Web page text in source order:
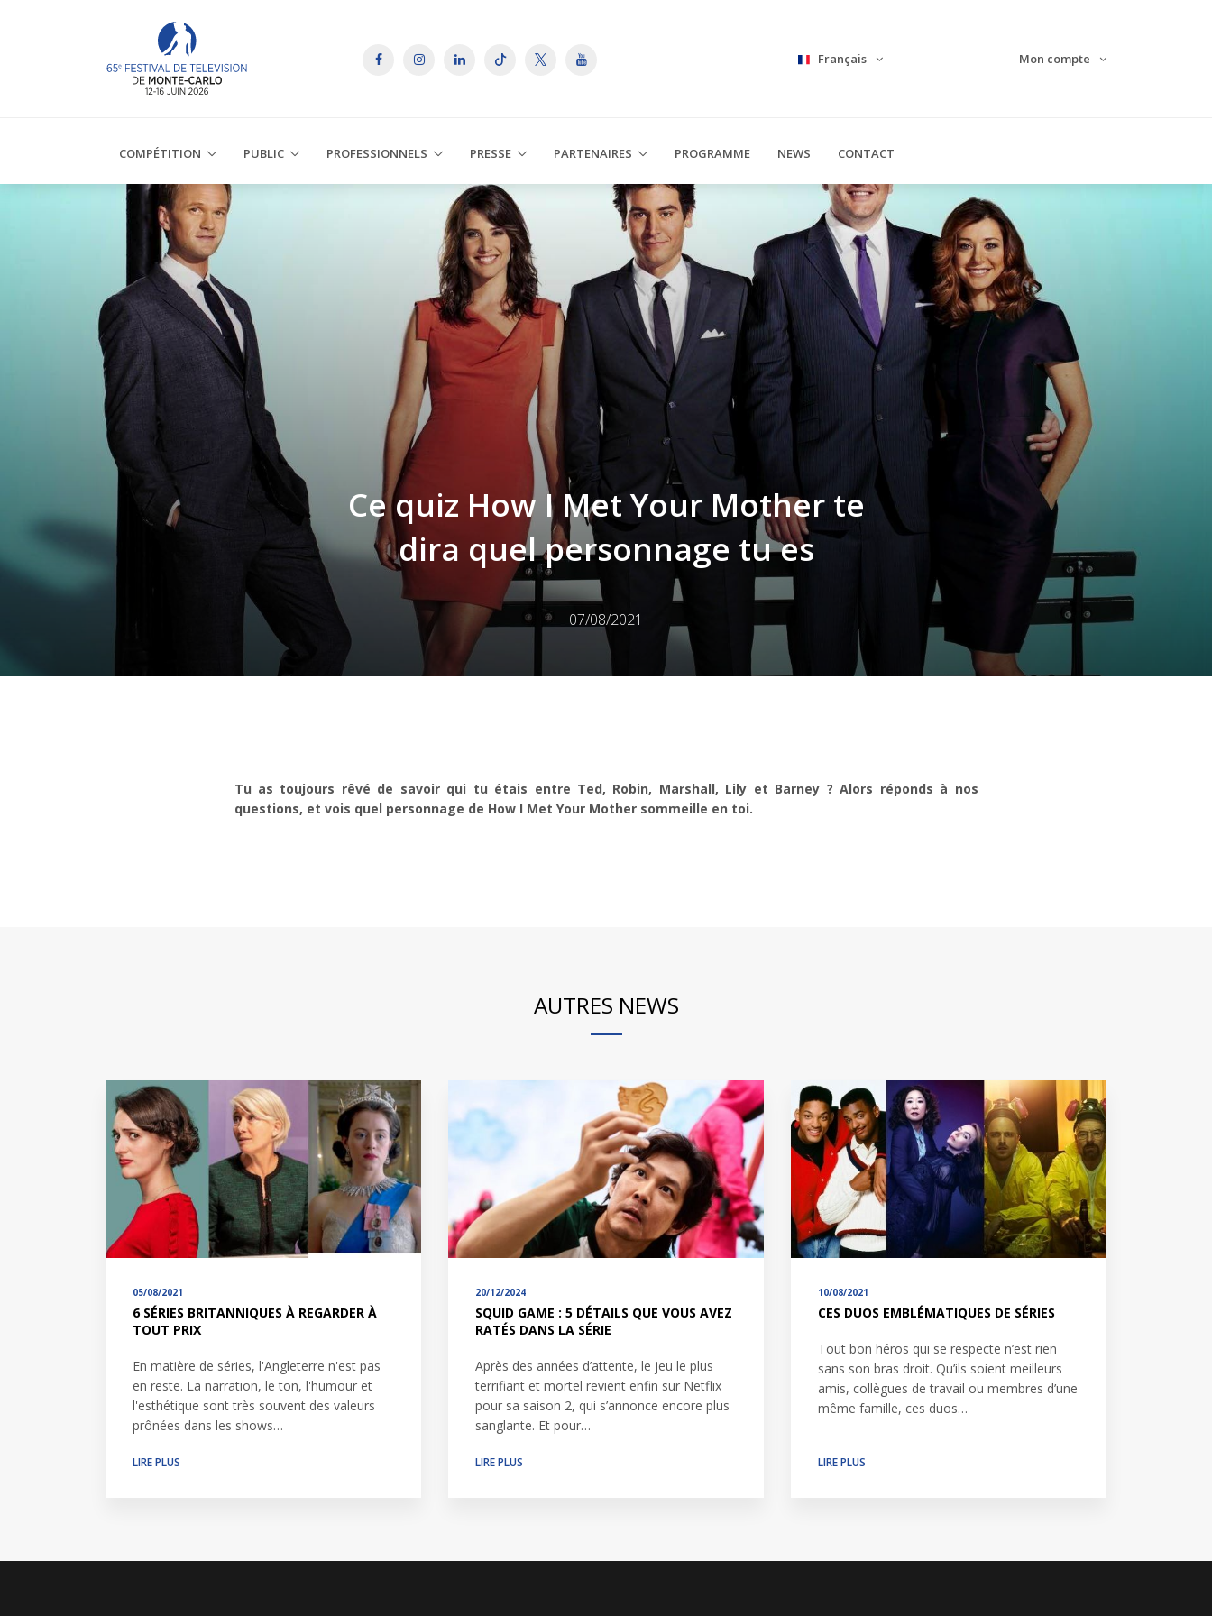
Français Mon compte
COMPÉTITION PUBLIC PROFESSIONNELS PRESSE PARTENAIRES PROGRAMME NEWS CONTACT
Ce quiz How I Met Your Mother te
dira quel personnage tu es
07/08/2021
Tu as toujours rêvé de savoir qui tu étais entre Ted, Robin, Marshall, Lily et Barney ? Alors réponds à nos
questions, et vois quel personnage de How I Met Your Mother sommeille en toi.
AUTRES NEWS
05/08/2021
6 SÉRIES BRITANNIQUES À REGARDER À
TOUT PRIX
En matière de séries, l'Angleterre n'est pas
en reste. La narration, le ton, l'humour et
l'esthétique sont très souvent des valeurs
prônées dans les shows…
LIRE PLUS
20/12/2024
SQUID GAME : 5 DÉTAILS QUE VOUS AVEZ
RATÉS DANS LA SÉRIE
Après des années d’attente, le jeu le plus
terrifiant et mortel revient enfin sur Netflix
pour sa saison 2, qui s’annonce encore plus
sanglante. Et pour…
LIRE PLUS
10/08/2021
CES DUOS EMBLÉMATIQUES DE SÉRIES
Tout bon héros qui se respecte n’est rien
sans son bras droit. Qu’ils soient meilleurs
amis, collègues de travail ou membres d’une
même famille, ces duos…
LIRE PLUS